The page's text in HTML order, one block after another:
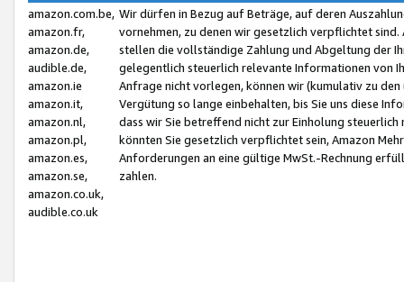
amazon.com.be,
amazon.fr,
amazon.de,
audible.de,
amazon.ie
amazon.it,
amazon.nl,
amazon.pl,
amazon.es,
amazon.se,
amazon.co.uk,
audible.co.uk
Wir dürfen in Bezug auf Beträge, auf deren
vornehmen, zu denen wir gesetzlich verpflichtet
stellen die vollständige Zahlung und Abgeltung der
gelegentlich steuerlich relevante Informationen von
Anfrage nicht vorlegen, können wir (kumulativ zu
Vergütung so lange einbehalten, bis Sie uns diese
dass wir Sie betreffend nicht zur Einholung
könnten Sie gesetzlich verpflichtet sein, Amazon
Anforderungen an eine gültige MwSt.-Rechnung
zahlen.